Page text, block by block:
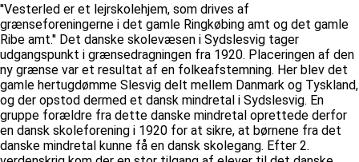
''Vesterled er et lejrskolehjem, som drives af
grænseforeningerne i det gamle Ringkøbing amt og det gamle
Ribe amt.'' Det danske skolevæsen i Sydslesvig tager
udgangspunkt i grænsedragningen fra 1920. Placeringen af den
ny grænse var et resultat af en folkeafstemning. Her blev det
gamle hertugdømme Slesvig delt mellem Danmark og Tyskland,
og der opstod dermed et dansk mindretal i Sydslesvig. En
gruppe forældre fra dette danske mindretal oprettede derfor
en dansk skoleforening i 1920 for at sikre, at børnene fra det
danske mindretal kunne få en dansk skolegang. Efter 2.